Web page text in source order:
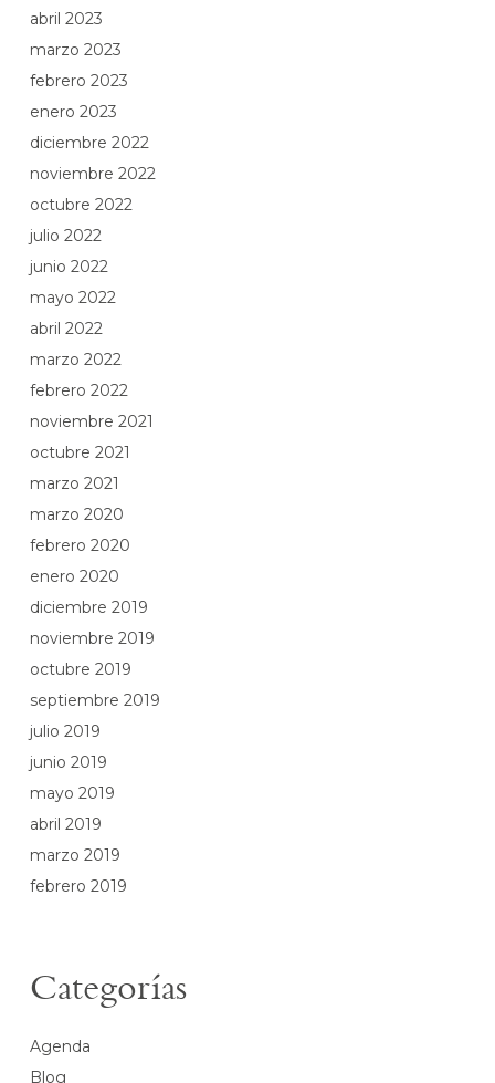
abril 2023
marzo 2023
febrero 2023
enero 2023
diciembre 2022
noviembre 2022
octubre 2022
julio 2022
junio 2022
mayo 2022
abril 2022
marzo 2022
febrero 2022
noviembre 2021
octubre 2021
marzo 2021
marzo 2020
febrero 2020
enero 2020
diciembre 2019
noviembre 2019
octubre 2019
septiembre 2019
julio 2019
junio 2019
mayo 2019
abril 2019
marzo 2019
febrero 2019
Categorías
Agenda
Blog